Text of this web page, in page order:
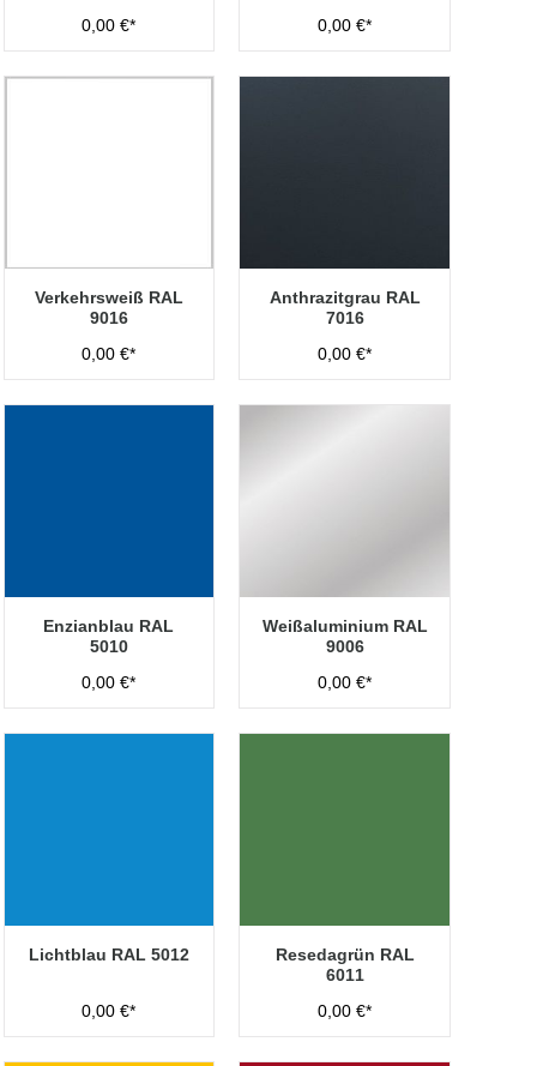
0,00 €*
0,00 €*
Verkehrsweiß RAL
9016
0,00 €*
Anthrazitgrau RAL
7016
0,00 €*
Enzianblau RAL
5010
0,00 €*
Weißaluminium RAL
9006
0,00 €*
Lichtblau RAL 5012
0,00 €*
Resedagrün RAL
6011
0,00 €*